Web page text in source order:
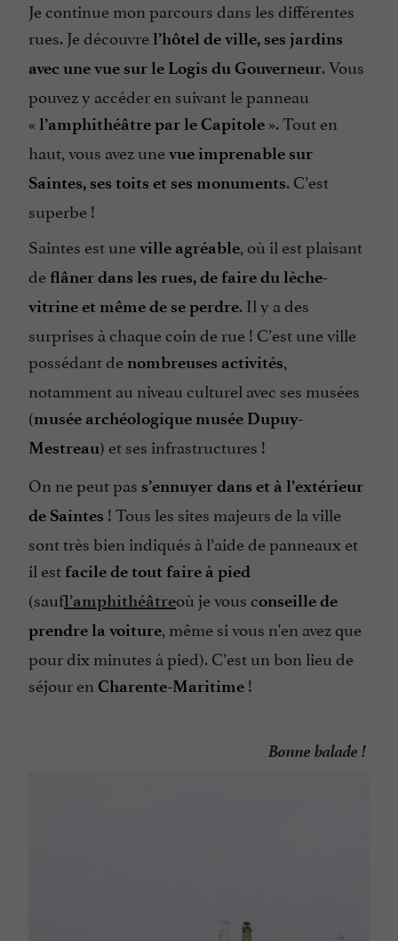
Je continue mon parcours dans les différentes
rues. Je découvrel’hôtel de ville, ses jardins
avec une vue sur le Logis du Gouverneur. Vous
pouvez y accéder en suivant le panneau
« l’amphithéâtre par le Capitole ». Tout en
haut, vous avez unevue imprenable sur
Saintes, ses toits et ses monuments. C’est
superbe !
Saintes est uneville agréable, où il est plaisant
de flâner dans les rues, de faire du lèche-
vitrine et même de se perdre. Il y a des
surprises à chaque coin de rue ! C’est une ville
possédant de nombreuses activités,
notamment au niveau culturel avec ses musées
(musée archéologique musée Dupuy-
Mestreau) et ses infrastructures !
On ne peut pas s’ennuyer dans et à l’extérieur
de Saintes ! Tous les sites majeurs de la ville
sont très bien indiqués à l’aide de panneaux et
il est facile de tout faire à pied
(saufl’amphithéâtreoù je vous conseille de
prendre la voiture, même si vous n'en avez que
pour dix minutes à pied). C’est un bon lieu de
séjour en Charente-Maritime !
Bonne balade !